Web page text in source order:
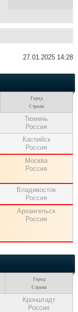
27.01.2025 14:28
Город
Страна
Тюмень
Россия
Каспийск
Россия
Москва
Россия
Владивосток
Россия
Архангельск
Россия
Город
Страна
Кронштадт
Россия